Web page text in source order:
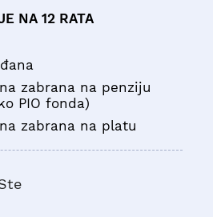
NA 12 RATA
zabrana na penziju
PIO fonda)
zabrana na platu